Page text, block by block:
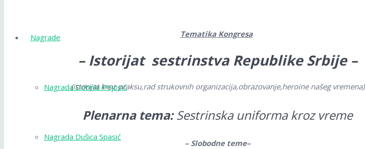
Nagrade
Nagrada Dobrila Pejović
Nagrada Dušica Spasić
Tematika Kongresa
– Istorijat sestrinstva Republike Srbije –
(istorijat kroz praksu,rad strukovnih organizacija,obrazovanje,heroine našeg vremena)
Plenarna tema:Sestrinska uniforma kroz vreme
– Slobodne teme–